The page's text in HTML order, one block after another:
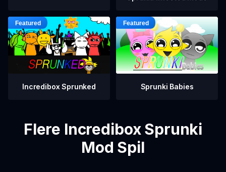
Incredibox Sprunked Sprunki Babies
Flere Incredibox Sprunki
Mod Spil